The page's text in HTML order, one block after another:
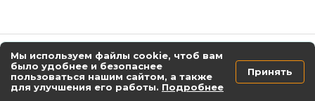
Екатерина Дейкало о взломе базы
обращений: «Важно соизмерять цель и
средство, и стараться избегать
Мы используем файлы cookie, чтоб вам
было удобнее и безопаснее
пользоваться нашим сайтом, а также
для улучшения его работы. Подробнее
Принять